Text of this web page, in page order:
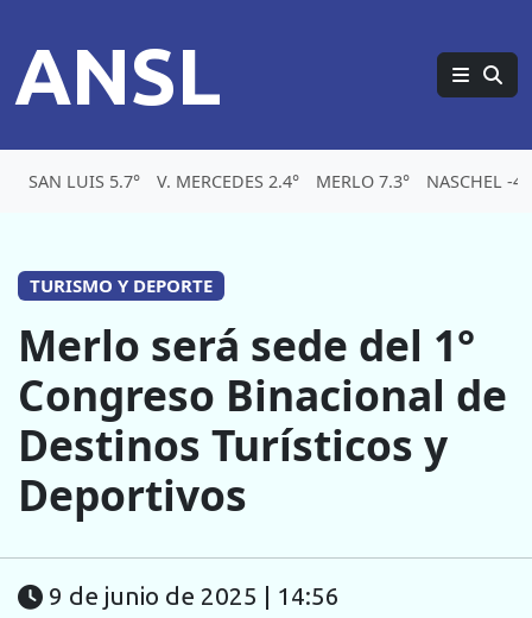
ANSL
SAN LUIS 5.7° V. MERCEDES 2.4° MERLO 7.3° NASCHEL -
TURISMO Y DEPORTE
Merlo será sede del 1°
Congreso Binacional de
Destinos Turísticos y
Deportivos
9 de junio de 2025 | 14:56